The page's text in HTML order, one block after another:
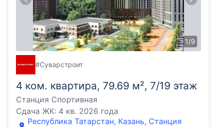
1/9
4 ком. квартира, 79.69 м², 7/19 этаж
Станция Спортивная
Сдача ЖК: 4 кв. 2026 года
Республика Татарстан, Казань, Станция
#Суварстроит